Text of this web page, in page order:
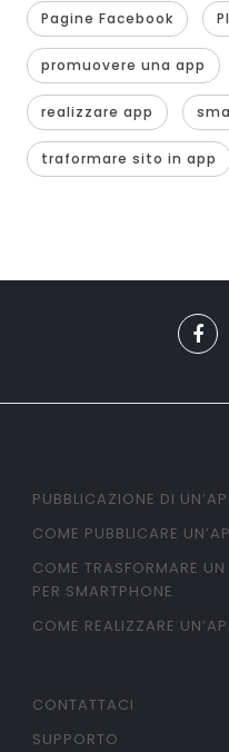
Pagine Facebook
promuovere una app
realizzare app
traformare sito in app
PUBBLICAZIONE DI
COME PUBBLICARE
COME TRASFORMARE
PER SMARTPHONE
COME REALIZZARE
CONTATTACI
SUPPORTO